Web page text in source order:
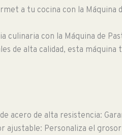
a tu cocina con la Máquina
culinaria con la Máquina de
de alta calidad, esta
acero de alta resistencia:
ajustable: Personaliza el